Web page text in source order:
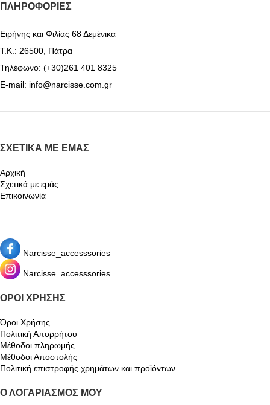
ΠΛΗΡΟΦΟΡΊΕΣ
Ειρήνης και Φιλίας 68 Δεμένικα
Τ.Κ.: 26500, Πάτρα
Τηλέφωνο: (+30)261 401 8325
E-mail: info@narcisse.com.gr
ΣΧΕΤΙΚΆ ΜΕ ΕΜΆΣ
Αρχική
Σχετικά με εμάς
Επικοινωνία
Narcisse_accesssories
Narcisse_accesssories
ΌΡΟΙ ΧΡΉΣΗΣ
Όροι Χρήσης
Πολιτική Απορρήτου
Μέθοδοι πληρωμής
Μέθοδοι Αποστολής
Πολιτική επιστροφής χρημάτων και προϊόντων
Ο ΛΟΓΑΡΙΑΣΜΌΣ ΜΟΥ